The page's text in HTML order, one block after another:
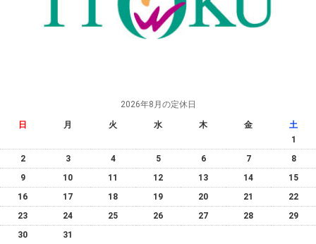
2026年8月の定休日
日 月 火 水 木 金
土
1
2
3 4 5 6 7
8
9
10 11 12 13 14
15
16
17 18 19 20 21
22
23
24 25 26 27 28
29
30
31